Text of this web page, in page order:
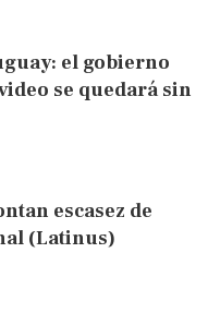
el gobierno
se quedará sin
escasez de
(Latinus)